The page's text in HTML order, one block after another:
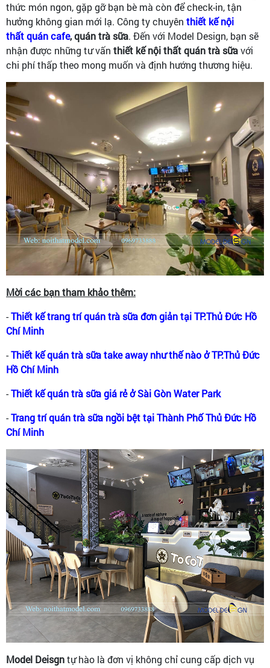
thức món ngon, gặp gỡ bạn bè mà còn để check-in, tận
hưởng không gian mới lạ. Công ty chuyên thiết kế nội
thất quán cafe, quán trà sữa. Đến với Model Design, bạn sẽ
nhận được những tư vấn thiết kế nội thất quán trà sữavới
chi phí thấp theo mong muốn và định hướng thương hiệu.
Mời các bạn tham khảo thêm:
-Thiết kế trang trí quán trà sữa đơn giản tại TP.Thủ Đức Hồ
Chí Minh
-Thiết kế quán trà sữa take away như thế nào ở TP.Thủ Đức
Hồ Chí Minh
-Thiết kế quán trà sữa giá rẻ ở Sài Gòn Water Park
-Trang trí quán trà sữa ngồi bệt tại Thành Phố Thủ Đức Hồ
Chí Minh
Model Deisgntự hào là đơn vị không chỉ cung cấp dịch vụ